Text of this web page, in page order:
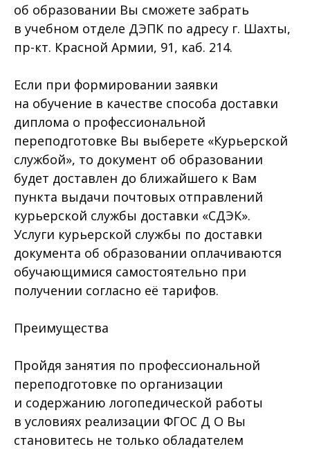
об образовании Вы сможете забрать
в учебном отделе ДЭПК по адресу г. Шахты,
пр-кт. Красной Армии, 91, каб. 214.
Если при формировании заявки
на обучение в качестве способа доставки
диплома о профессиональной
переподготовке Вы выберете «Курьерской
службой», то документ об образовании
будет доставлен до ближайшего к Вам
пункта выдачи почтовых отправлений
курьерской службы доставки «СДЭК».
Услуги курьерской службы по доставки
документа об образовании оплачиваются
обучающимися самостоятельно при
получении согласно её тарифов.
Преимущества
Пройдя занятия по профессиональной
переподготовке по организации
и содержанию логопедической работы
в условиях реализации ФГОС Д О Вы
становитесь не только обладателем